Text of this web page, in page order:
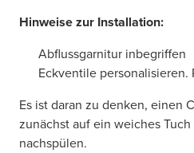
Hinweise zur Installation:
Abflussgarnitur inbegriffen
Eckventile
Es ist daran zu denken, einen
zunächst auf ein weiches
nachspülen.